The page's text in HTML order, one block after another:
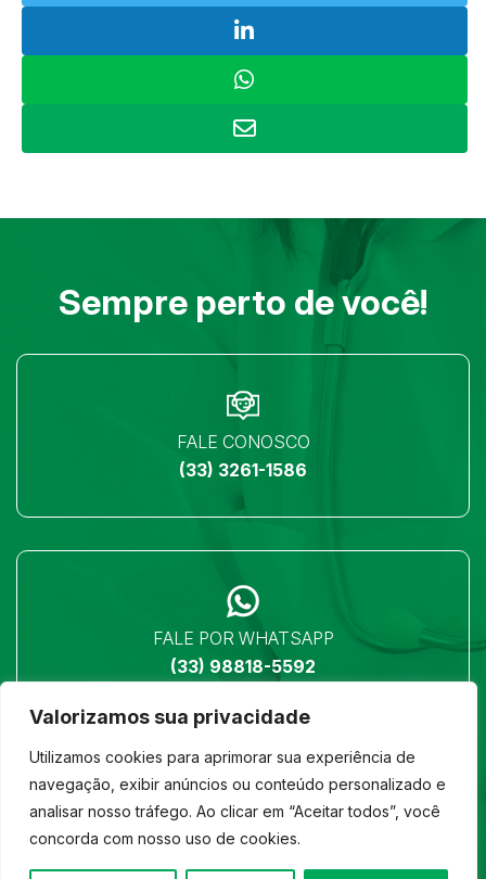
Valorizamos sua privacidade
Utilizamos cookies para aprimorar sua experiência de
navegação, exibir anúncios ou conteúdo personalizado e
analisar nosso tráfego. Ao clicar em “Aceitar todos”, você
concorda com nosso uso de cookies.
Sempre perto de você!
FALE CONOSCO
(33) 3261-1586
FALE POR WHATSAPP
(33) 98818-5592
LOCALIZAÇÃO